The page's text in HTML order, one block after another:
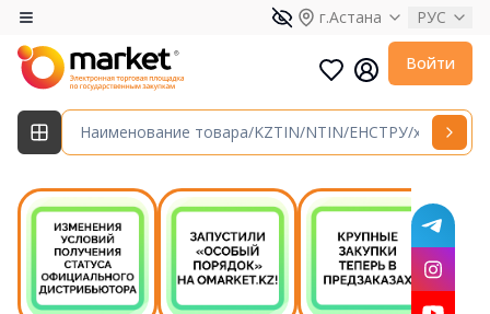
г.Астана РУС
Войти